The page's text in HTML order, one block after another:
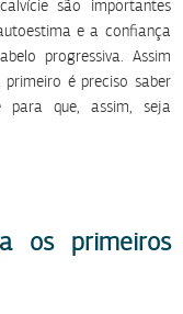
são importantes
e a confiança
progressiva. Assim
é preciso saber
que, assim, seja
os primeiros